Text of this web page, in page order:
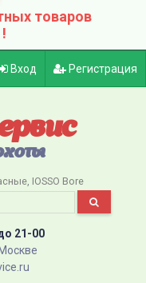
товаров
Вход Регистрация
IOSSO Bore
21-00